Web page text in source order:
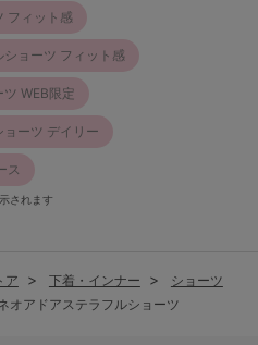
フィット感
ショーツ フィット感
ツ WEB限定
ョーツ デイリー
ス
されます
ア 下着・インナー
ショーツ
オアドアステラフルショーツ